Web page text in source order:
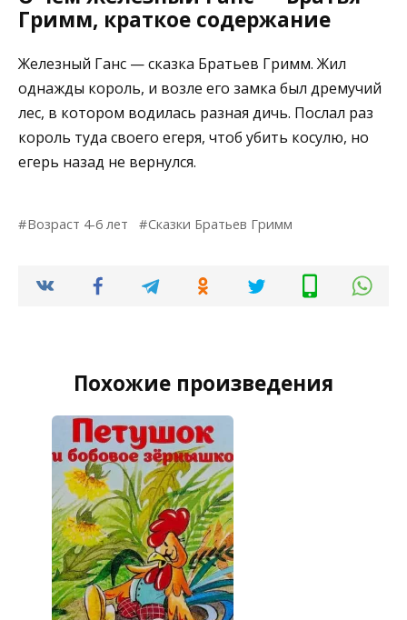
Гримм, краткое содержание
Железный Ганс — сказка Братьев Гримм. Жил
однажды король, и возле его замка был дремучий
лес, в котором водилась разная дичь. Послал раз
король туда своего егеря, чтоб убить косулю, но
егерь назад не вернулся.
Возраст 4-6 лет Сказки Братьев Гримм
Похожие произведения